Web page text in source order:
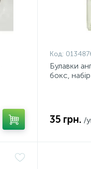
Код:
Булавки
бокс,
35 грн. /